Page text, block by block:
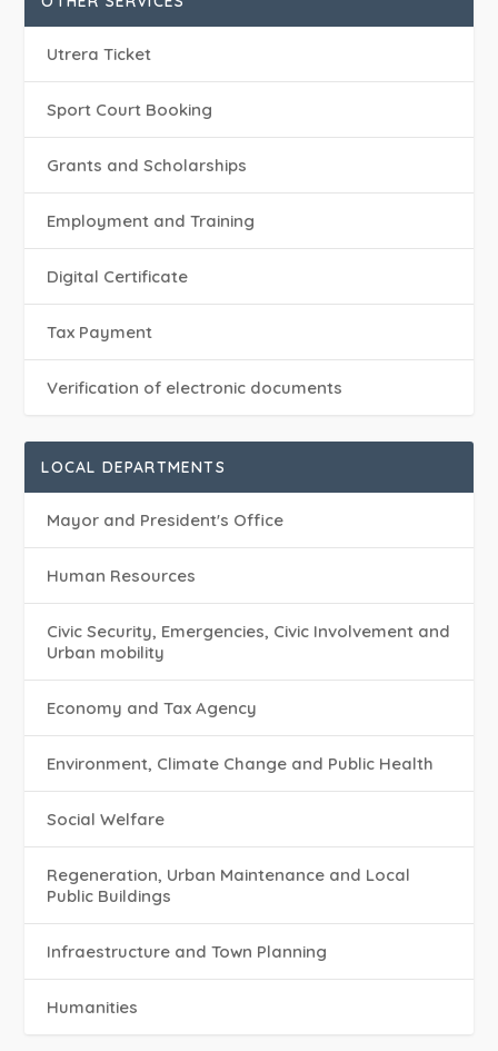
Utrera Ticket
Sport Court Booking
Grants and Scholarships
Employment and Training
Digital Certificate
Tax Payment
Verification of electronic documents
LOCAL DEPARTMENTS
Mayor and President's Office
Human Resources
Civic Security, Emergencies, Civic Involvement and
Urban mobility
Economy and Tax Agency
Environment, Climate Change and Public Health
Social Welfare
Regeneration, Urban Maintenance and Local
Public Buildings
Infraestructure and Town Planning
Humanities